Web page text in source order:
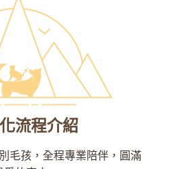
流程介紹
毛孩，全程專業陪伴，圓滿